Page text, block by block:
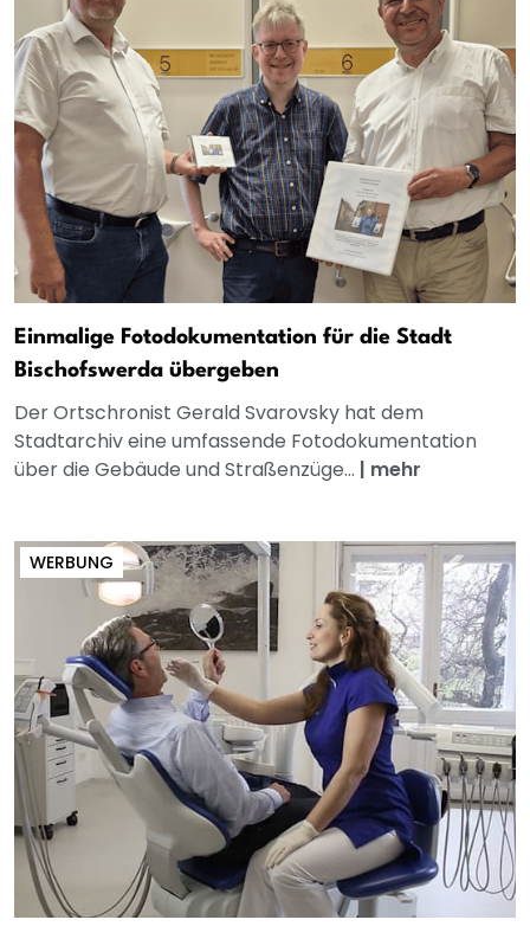
Einmalige Fotodokumentation für die Stadt
Bischofswerda übergeben
Der Ortschronist Gerald Svarovsky hat dem
Stadtarchiv eine umfassende Fotodokumentation
über die Gebäude und Straßenzüge... | mehr
WERBUNG